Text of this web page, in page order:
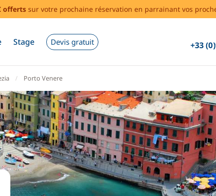
offerts sur votre prochaine réservation en parrainant vos
Stage Devis gratuit +33
Porto Venere